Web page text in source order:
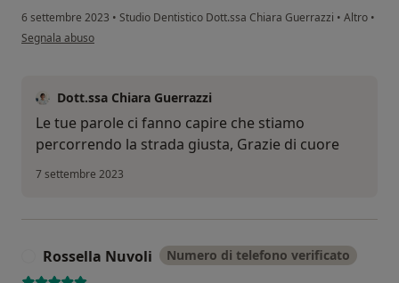
6 settembre 2023 • Studio Dentistico Dott.ssa Chiara Guerrazzi • Altro •
secondo l'opinione dell'utente R.S.
Segnala abuso
Dott.ssa Chiara Guerrazzi
Le tue parole ci fanno capire che stiamo
percorrendo la strada giusta, Grazie di cuore
7 settembre 2023
Rossella Nuvoli Numero di telefono verificato